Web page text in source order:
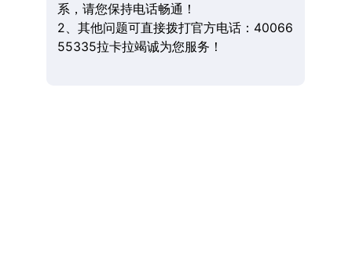
系，请您保持电话畅通！
2、其他问题可直接拨打官方电话：40066
55335拉卡拉竭诚为您服务！